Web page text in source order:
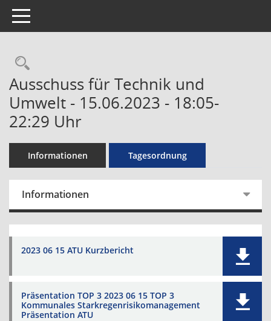
Toggle navigation
Rechercheauswahl
Ausschuss für Technik und
Umwelt - 15.06.2023 - 18:05-
22:29 Uhr
Informationen Tagesordnung
Informationen
2023 06 15 ATU Kurzbericht
Präsentation TOP 3 2023 06 15 TOP 3
Kommunales Starkregenrisikomanagement
Präsentation ATU